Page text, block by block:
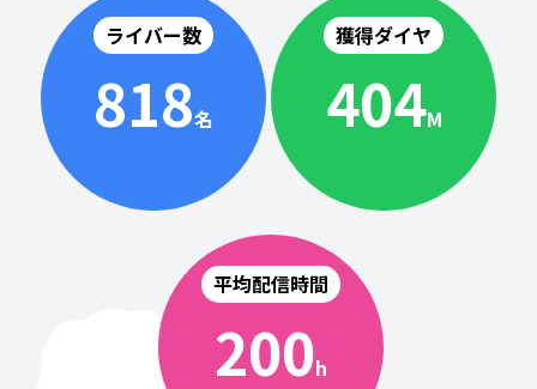
ライバー数
818名
獲得ダイヤ
404M
平均配信時間
200h